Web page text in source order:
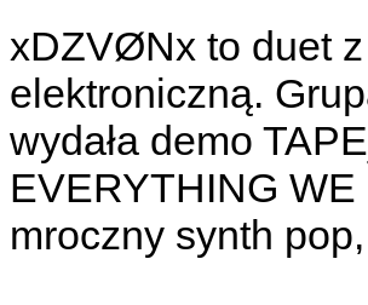
xDZVØNx to duet
elektroniczną.
wydała demo
EVERYTHING
mroczny synth pop,